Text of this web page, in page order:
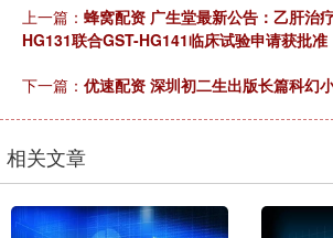
上一篇： 蜂窝配资 广生堂最新公告：乙肝治
HG131联合GST-HG141临床试验申请获批准
下一篇： 优速配资 深圳初二生出版长篇科幻
相关文章